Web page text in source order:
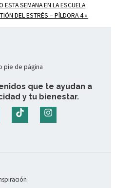
ESTA SEMANA EN LA ESCUELA
DEL ESTRÉS – PÍLDORA 4»
que te ayudan a
y tu bienestar.